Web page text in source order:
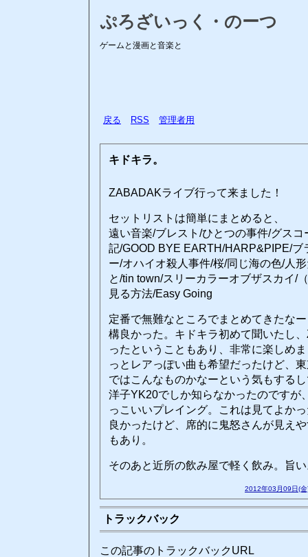
ぷろざいっく・のーつ
ゲームと漫画と音楽と
戻る RSS 管理者用
キドキラ。
ZABADAKライブ行って来ました！
セットリストは簡単にまとめると、
遠い音楽/ブレスト/ひとつの事件/グスコ
記/GOOD BYE EARTH/HARP&PIPE/ブ
ー/オハイオ殺人事件/桜/同じ海の色/人
と/tin town/スリーカラーオブザスカイ/
見る方法/Easy Going
定番で無難なところでまとめてきたな
構良かった。キドキラ初めて聞いたし
ったということもあり、非常に楽しめ
っとレアっぽい曲も希望だったけど、
ではこんなものかなーという気もする
洋子YK20でしか知らなかったのですが
っこいいプレイング。これは見てよか
良かったけど、席的に鬼怒さんが見え
もあり。
そのあと近所の飲み屋で軽く飲み。旨
2012年03月09日(
トラックバック
この記事のトラックバックURL